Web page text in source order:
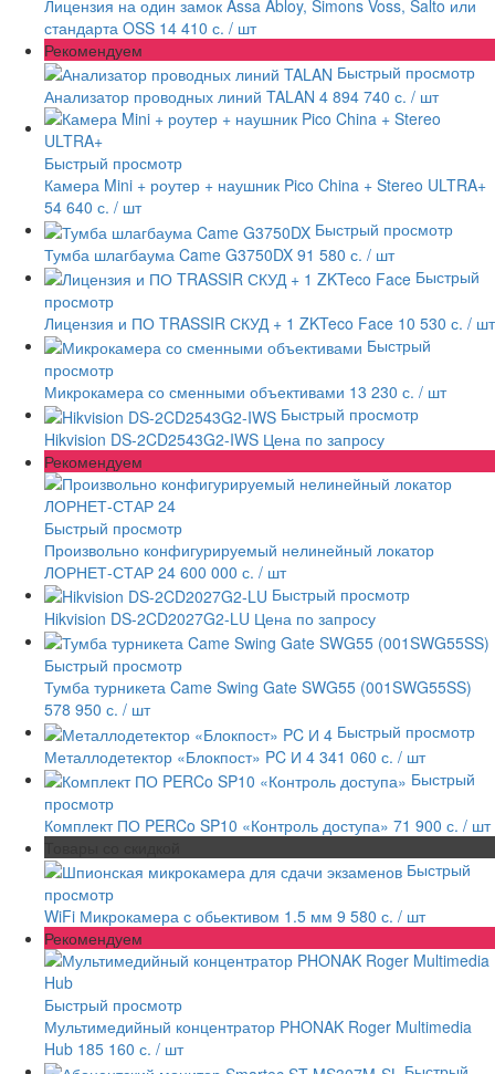
Лицензия на один замок Assa Abloy, Simons Voss, Salto или
стандарта OSS 14 410 с. / шт
Рекомендуем
Быстрый просмотр
Анализатор проводных линий TALAN 4 894 740 с. / шт
Быстрый просмотр
Камера Mini + роутер + наушник Pico China + Stereo ULTRA+
54 640 с. / шт
Быстрый просмотр
Тумба шлагбаума Came G3750DX 91 580 с. / шт
Быстрый
просмотр
Лицензия и ПО TRASSIR СКУД + 1 ZKTeco Face 10 530 с. / шт
Быстрый
просмотр
Микрокамера со сменными объективами 13 230 с. / шт
Быстрый просмотр
Hikvision DS-2CD2543G2-IWS Цена по запросу
Рекомендуем
Быстрый просмотр
Произвольно конфигурируемый нелинейный локатор
ЛОРНЕТ-СТАР 24 600 000 с. / шт
Быстрый просмотр
Hikvision DS-2CD2027G2-LU Цена по запросу
Быстрый просмотр
Тумба турникета Came Swing Gate SWG55 (001SWG55SS)
578 950 с. / шт
Быстрый просмотр
Металлодетектор «Блокпост» PC И 4 341 060 с. / шт
Быстрый
просмотр
Комплект ПО PERCo SP10 «Контроль доступа» 71 900 с. / шт
Быстрый
просмотр
WiFi Микрокамера с обьективом 1.5 мм 9 580 с. / шт
Рекомендуем
Быстрый просмотр
Мультимедийный концентратор PHONAK Roger Multimedia
Hub 185 160 с. / шт